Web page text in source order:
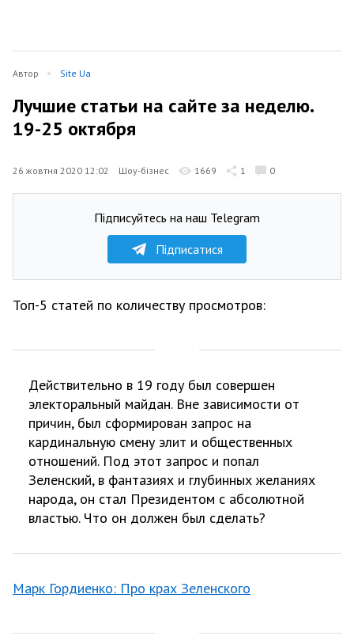
Автор Site Ua
Лучшие статьи на сайте за неделю.
19-25 октября
26 жовтня 2020 12:02 Шоу-бізнес 1669 1 0
Підписуйтесь на наш Telegram
Підписатися
Топ-5 статей по количеству просмотров:
Действительно в 19 году был совершен
электоральный майдан. Вне зависимости от
причин, был сформирован запрос на
кардинальную смену элит и общественных
отношений. Под этот запрос и попал
Зеленский, в фантазиях и глубинных желаниях
народа, он стал Президентом с абсолютной
властью. Что он должен был сделать?
Марк Гордиенко: Про крах Зеленского